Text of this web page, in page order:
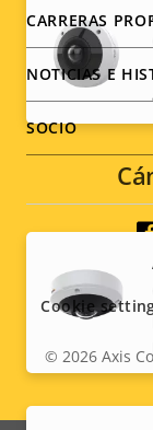
CARRERAS
NOTICIAS E
SOCIO
Legal
© 2026Axis
Cookie